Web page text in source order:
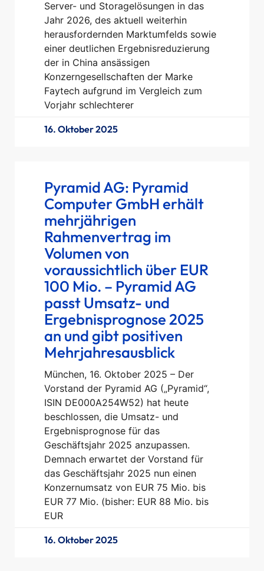
Server- und Storagelösungen in das
Jahr 2026, des aktuell weiterhin
herausfordernden Marktumfelds sowie
einer deutlichen Ergebnisreduzierung
der in China ansässigen
Konzerngesellschaften der Marke
Faytech aufgrund im Vergleich zum
Vorjahr schlechterer
16. Oktober 2025
Pyramid AG: Pyramid
Computer GmbH erhält
mehrjährigen
Rahmenvertrag im
Volumen von
voraussichtlich über EUR
100 Mio. – Pyramid AG
passt Umsatz- und
Ergebnisprognose 2025
an und gibt positiven
Mehrjahresausblick
München, 16. Oktober 2025 – Der
Vorstand der Pyramid AG („Pyramid“,
ISIN DE000A254W52) hat heute
beschlossen, die Umsatz- und
Ergebnisprognose für das
Geschäftsjahr 2025 anzupassen.
Demnach erwartet der Vorstand für
das Geschäftsjahr 2025 nun einen
Konzernumsatz von EUR 75 Mio. bis
EUR 77 Mio. (bisher: EUR 88 Mio. bis
EUR
16. Oktober 2025